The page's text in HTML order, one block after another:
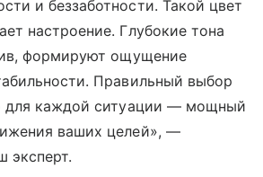
и беззаботности. Такой цвет
настроение. Глубокие тона
формируют ощущение
Правильный выбор
для каждой ситуации — мощный
ваших целей», —
эксперт.